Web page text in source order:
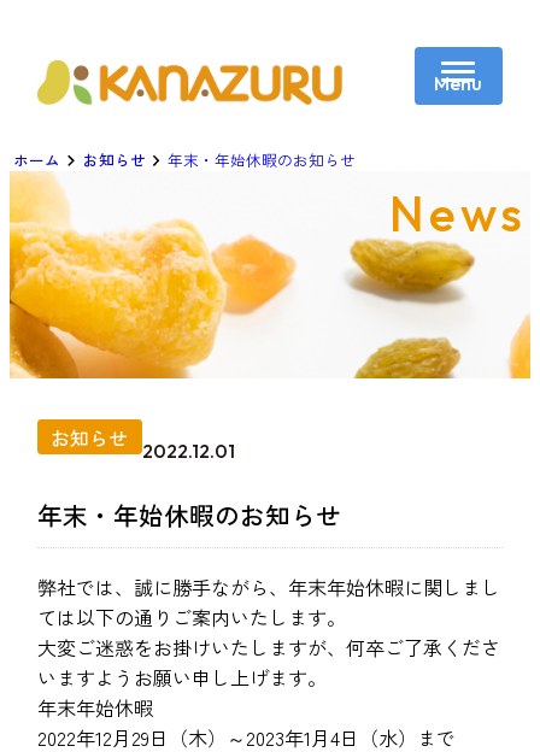
Menu
企業のお客様へ
OEM4つの姿勢
トータルサポート
ナッツができるまで
お知らせ
コラム
採用情報
Knuts
News
ホーム お知らせ 年末・年始休暇のお知らせ
お知らせ 2022.12.01
年末・年始休暇のお知らせ
弊社では、誠に勝手ながら、年末年始休暇に関しまし
ては以下の通りご案内いたします。
大変ご迷惑をお掛けいたしますが、何卒ご了承くださ
いますようお願い申し上げます。
年末年始休暇
2022年12月29日（木）～2023年1月4日（水）まで